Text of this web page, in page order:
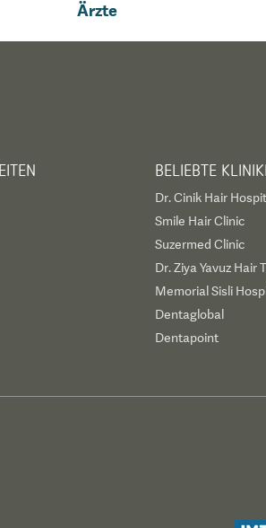
Ärzte
BELIEBTE
Dr. Cinik Hair
Smile Hair Clinic
Suzermed Clinic
Dr. Ziya Yavuz Hair
Memorial Sisli
Dentaglobal
Dentapoint